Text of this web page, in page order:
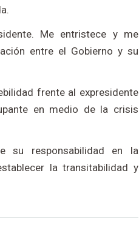
Me entristece y me
entre el Gobierno y su
frente al expresidente
en medio de la crisis
su responsabilidad en la
la transitabilidad y